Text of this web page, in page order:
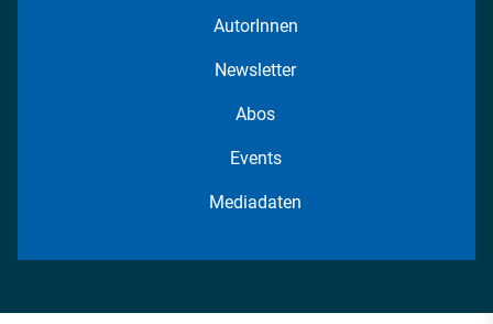
AutorInnen
Newsletter
Abos
Events
Mediadaten